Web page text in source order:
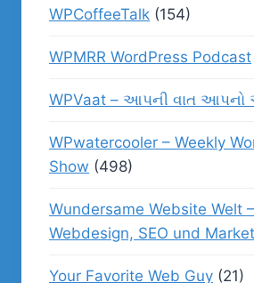
WPCoffeeTalk (154)
WPMRR WordPress Podcast
WPVaat – આપની વાત
WPwatercooler – Weekly
Show (498)
Wundersame Website Welt
Webdesign, SEO und
Your Favorite Web Guy (21)